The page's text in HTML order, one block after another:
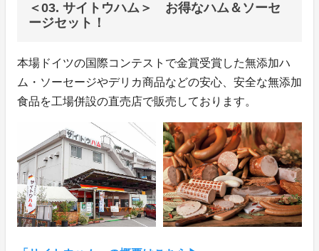
＜03. サイトウハム＞ お得なハム＆ソーセ
ージセット！
本場ドイツの国際コンテストで金賞受賞した無添加ハ
ム・ソーセージやデリカ商品などの安心、安全な無添加
食品を工場併設の直売店で販売しております。